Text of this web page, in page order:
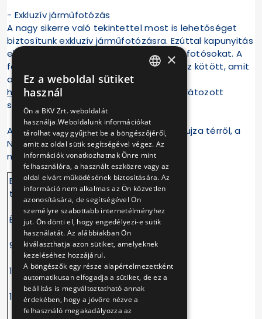
- Exkluzív járműfotózás
A nagy sikerre való tekintettel most is lehetőséget
biztosítunk exkluzív járműfotózásra. Ezúttal kapunyitás
előtt 09:30-10:00-ig várjuk az érdeklődő fotósokat. A
fotózáson való részvétel regisztrációhoz kötött, amit
az alábbi linken lehet megtenni
https://www.bkv.hu/visits/57
, illetve korlátozott
számban a helyszínen.
A rendezvény megközelíthető a Blaha Lujza térről, a
Népszínház utcából induló ingyenes
nosztalgiavillamossal.
Blaha L.
t
Hungária
Érk. Ind. Érk. Ind.
9:36 9:40 9:55 10:20
10:36 10:40 10:55 11:20
11:36 11:40 11:55 12:20
×
Ez a weboldal sütiket
használ
Ön a BKV Zrt. weboldalát
használja.Weboldalunk információkat
tárolhat vagy gyűjthet be a böngészőjéről,
amit az oldal sütik segítségével végez. Az
információk vonatkozhatnak Önre mint
felhasználóra, a használt eszközre vagy az
oldal elvárt működésének biztosítására. Az
információ nem alkalmas az Ön közvetlen
azonosítására, de segítségével Ön
személyre szabottabb internetélményhez
jut. Ön dönti el, hogy engedélyezi-e sütik
használatát. Az alábbiakban Ön
kiválaszthatja azon sütiket, amelyeknek
kezeléséhez hozzájárul.
A böngészők egy része alapértelmezettként
automatikusan elfogadja a sütiket, de ez a
beállítás is megváltoztatható annak
érdekében, hogy a jövőre nézve a
felhasználó megakadályozza az